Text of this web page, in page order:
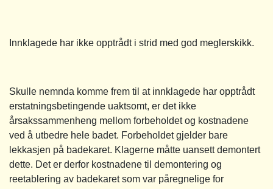
Innklagede har ikke opptrådt i strid med god meglerskikk.
Skulle nemnda komme frem til at innklagede har opptrådt
erstatningsbetingende uaktsomt, er det ikke
årsakssammenheng mellom forbeholdet og kostnadene
ved å utbedre hele badet. Forbeholdet gjelder bare
lekkasjen på badekaret. Klagerne måtte uansett demontert
dette. Det er derfor kostnadene til demontering og
reetablering av badekaret som var påregnelige for